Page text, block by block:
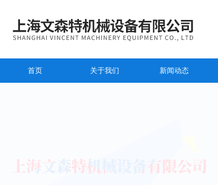
首页 关于我们 新闻动态